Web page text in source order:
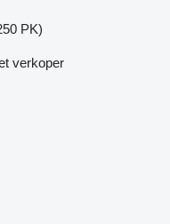
PK)
verkoper